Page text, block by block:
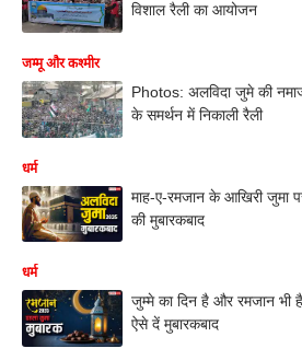
विशाल रैली का आयोजन
जम्मू और कश्मीर
Photos: अलविदा जुमे की
के समर्थन में निकाली रैली
धर्म
माह-ए-रमजान के आखिरी जुमा
की मुबारकबाद
धर्म
जुम्मे का दिन है और रमजान
ऐसे दें मुबारकबाद